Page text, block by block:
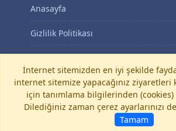
Anasayfa
Gizlilik Politikası
KVKK Aydınlatma Metni
İletişim
Diyanet-Sen
İnternet sitemizden en iyi şekilde
internet sitemize yapacağınız
için tanımlama bilgilerinden (cookies)
Dilediğiniz zaman çerez ayarlarınızı
Tamam